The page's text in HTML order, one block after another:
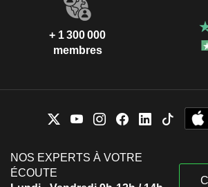
+ 1 300 000
membres
NOS EXPERTS À VOTRE
ÉCOUTE